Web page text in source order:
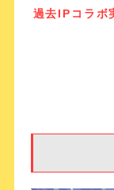
過去IPコラボ